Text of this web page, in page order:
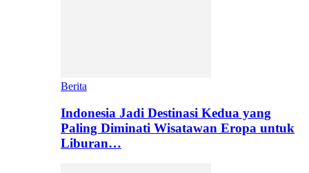
Berita
Indonesia Jadi Destinasi Kedua yang
Paling Diminati Wisatawan Eropa untuk
Liburan…